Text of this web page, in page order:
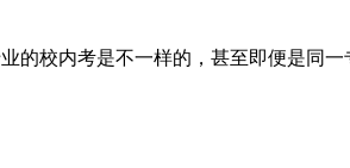
的校内考是不一样的，甚至即便是同